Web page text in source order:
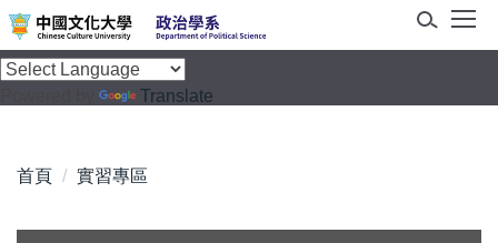
跳
到
主
區
Translate
首頁 實習專區